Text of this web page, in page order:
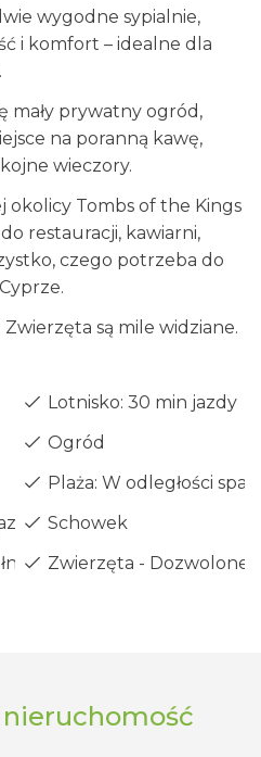
wygodne sypialnie,
i komfort – idealne dla
mały prywatny ogród,
na poranną kawę,
wieczory.
okolicy Tombs of the Kings
restauracji, kawiarni,
czego potrzeba do
są mile widziane.
Lotnisko: 30 min jazdy
Ogród
Plaża: W odległości
Schowek
Zwierzęta - Dozwolone